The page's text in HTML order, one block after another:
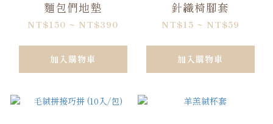
麵包們地墊
NT$150 ~ NT$390
加入購物車
針織椅腳套
NT$15 ~ NT$59
加入購物車